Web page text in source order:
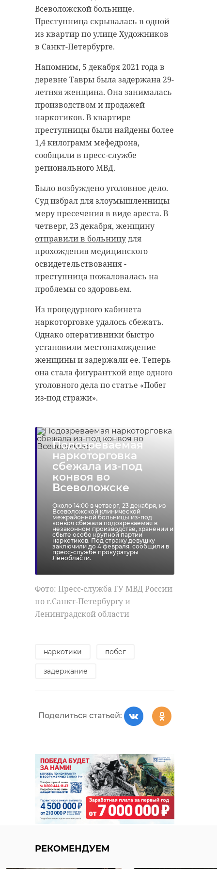
Всеволожской больнице.
Преступница скрывалась в одной
из квартир по улице Художников
в Санкт-Петербурге.
Напомним, 5 декабря 2021 года в
деревне Тавры была задержана 29-
летняя женщина. Она занималась
производством и продажей
наркотиков. В квартире
преступницы были найдены более
1,4 килограмм мефедрона,
сообщили в пресс-службе
регионального МВД.
Было возбуждено уголовное дело.
Суд избрал для злоумышленницы
меру пресечения в виде ареста. В
четверг, 23 декабря, женщину
отправили в больницудля
прохождения медицинского
освидетельствования -
преступница пожаловалась на
проблемы со здоровьем.
Из процедурного кабинета
наркоторговке удалось сбежать.
Однако оперативники быстро
установили местонахождение
женщины и задержали ее. Теперь
она стала фигуранткой еще одного
уголовного дела по статье «Побег
из-под стражи».
Подозреваемая
наркоторговка
сбежала из-под
конвоя во
Всеволожске
Около 14:00 в четверг, 23 декабря, из
Всеволожской клинической
межрайонной больницы из-под
конвоя сбежала подозреваемая в
незаконном производстве, хранении и
сбыте особо крупной партии
наркотиков. Под стражу девушку
заключили до 4 февраля, сообщили в
пресс-службе прокуратуры
Ленобласти.
Фото: Пресс-служба ГУ МВД России
по г.Санкт-Петербургу и
Ленинградской области
наркотики побег
задержание
Поделиться статьей:
РЕКОМЕНДУЕМ
искусств «Балтика».
Руководителем ансамбля является
Лидия Андроник,
концертмейстеры - Марина
Удалова, Екатерина Егорова и
Александр Матвеев.
Ранее 47channelсообщал, что
музыканты из Ленобласти
получили Гран-при «Юных
дарований».
Музыканты из
Ленобласти и
Санкт-
Петербурга
получили Гран-
при "Юных
дарований"
музыканты с разных районов страны
опробовали свои силы в областном
конкурсе "Юные дарования". Всего
среди участников оказались 303
школьников из творческих школ
Ленобласти, Санкт-Петербурга,
Петрозаводска и Олонца Республики
Карелия.
Фото: Администрация города
Сосновый Бор
международный конкурс
гитарист
олимпийскими
чемпионами и что
28 ноября 2019, 13:49
стали
04 февраля 2022, 09:35
стеклянные прозрачные ампулы.
Подобные уловки являются
нарушением закона. В отношении
россиянки возбуждено дело об
административном
правонарушении по статье
«Сокрытие товаров от
таможенного контроля путем
придания одним товарам вида
других».
Женщина призналась
таможенникам, что везла
гомеопатические препараты для
себя и своей семьи. Она
полностью признала свою вину.
Выборгская таможня признала
найденный препарат товаром для
личного пользования. Лекарства
были изъяты. Россиянке грозит
штраф.
Фото: Пресс-служба Выборгской
таможни
выборгская таможня
таможня лекарства